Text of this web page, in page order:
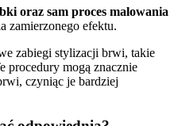
oraz sam proces malowania
zamierzonego efektu.
zabiegi stylizacji brwi, takie
procedury mogą znacznie
czyniąc je bardziej